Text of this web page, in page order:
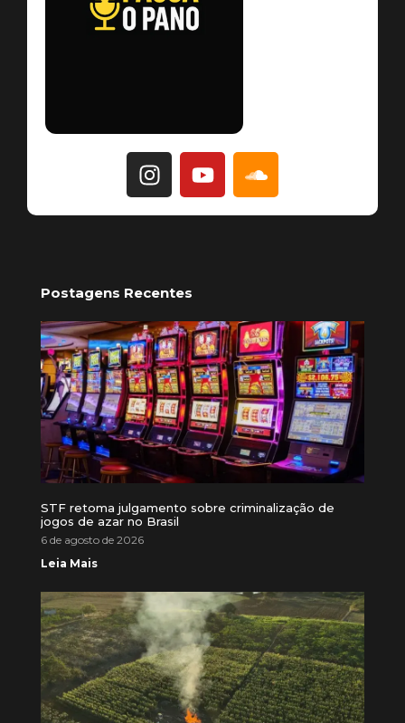
Postagens Recentes
STF retoma julgamento sobre criminalização de
jogos de azar no Brasil
6 de agosto de 2026
Leia Mais